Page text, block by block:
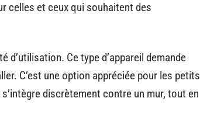
celles et ceux qui souhaitent des
d’utilisation. Ce type d’appareil demande
C’est une option appréciée pour les petits
s’intègre discrètement contre un mur, tout en